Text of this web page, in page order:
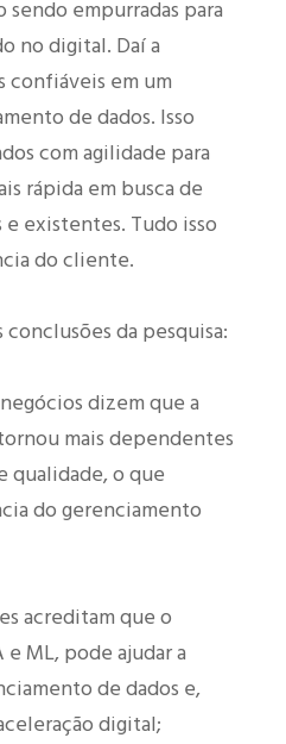
sendo empurradas para
no digital. Daí a
confiáveis em um
de dados. Isso
com agilidade para
rápida em busca de
existentes. Tudo isso
do cliente.
da pesquisa:
dizem que a
mais dependentes
qualidade, o que
do gerenciamento
acreditam que o
ML, pode ajudar a
de dados e,
digital;